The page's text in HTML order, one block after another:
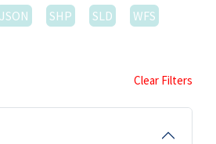
JSON SHP SLD
WFS
Clear Filters